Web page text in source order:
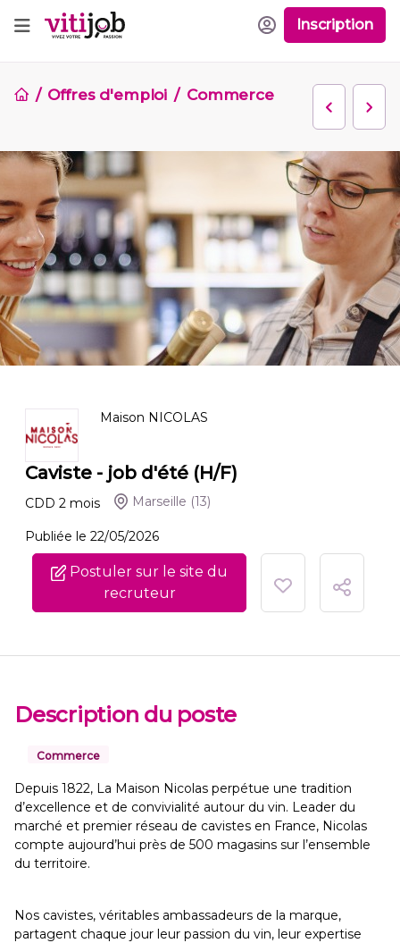
Inscription
Offres d'emploi Commerce
Maison NICOLAS
Caviste - job d'été (H/F)
CDD 2 mois Marseille (13)
Publiée le 22/05/2026
Postuler sur le site du
recruteur
Description du poste
Commerce
Depuis 1822, La Maison Nicolas perpétue une tradition
d’excellence et de convivialité autour du vin. Leader du
marché et premier réseau de cavistes en France, Nicolas
compte aujourd’hui près de 500 magasins sur l’ensemble
du territoire.
Nos cavistes, véritables ambassadeurs de la marque,
partagent chaque jour leur passion du vin, leur expertise